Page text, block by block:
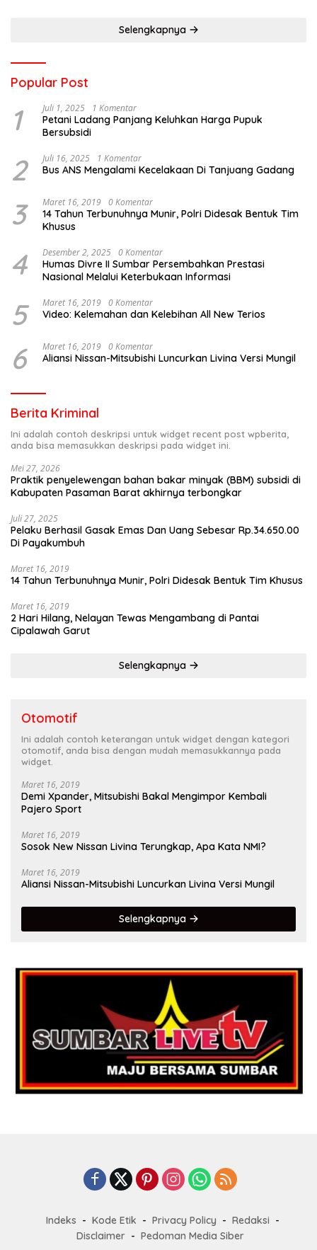
Selengkapnya
Popular Post
1 Juli 1, 2025 1 Komentar
Petani Ladang Panjang Keluhkan Harga Pupuk
Bersubsidi
2 Juli 16, 2025 1 Komentar
Bus ANS Mengalami Kecelakaan Di Tanjuang Gadang
3 Maret 16, 2019 0 Komentar
14 Tahun Terbunuhnya Munir, Polri Didesak Bentuk Tim
Khusus
4 Desember 2, 2025 0 Komentar
Humas Divre II Sumbar Persembahkan Prestasi
Nasional Melalui Keterbukaan Informasi
5 Maret 16, 2019 0 Komentar
Video: Kelemahan dan Kelebihan All New Terios
6 Maret 16, 2019 0 Komentar
Aliansi Nissan-Mitsubishi Luncurkan Livina Versi Mungil
Berita Kriminal
Ini adalah contoh deskripsi untuk widget recent post wpberita,
anda bisa memasukkan deskripsi pada widget ini.
Mei 27, 2026
Praktik penyelewengan bahan bakar minyak (BBM) subsidi di
Kabupaten Pasaman Barat akhirnya terbongkar
Juli 27, 2025
Pelaku Berhasil Gasak Emas Dan Uang Sebesar Rp.34.650.00
Di Payakumbuh
Maret 16, 2019
14 Tahun Terbunuhnya Munir, Polri Didesak Bentuk Tim Khusus
Maret 16, 2019
2 Hari Hilang, Nelayan Tewas Mengambang di Pantai
Cipalawah Garut
Selengkapnya
Otomotif
Ini adalah contoh keterangan untuk widget dengan kategori
otomotif, anda bisa dengan mudah memasukkannya pada
widget.
Maret 16, 2019
Demi Xpander, Mitsubishi Bakal Mengimpor Kembali
Pajero Sport
Maret 16, 2019
Sosok New Nissan Livina Terungkap, Apa Kata NMI?
Maret 16, 2019
Aliansi Nissan-Mitsubishi Luncurkan Livina Versi Mungil
Selengkapnya
Indeks Kode Etik Privacy Policy
Redaksi
Disclaimer
Pedoman Media Siber